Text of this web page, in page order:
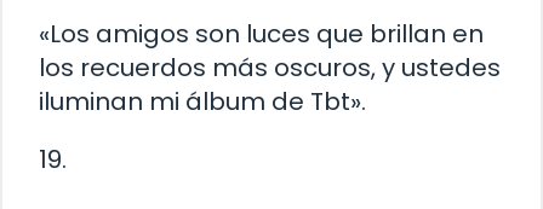
«Los amigos son luces que brillan en
los recuerdos más oscuros, y ustedes
iluminan mi álbum de Tbt».
19.